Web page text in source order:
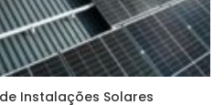
Instalações Solares